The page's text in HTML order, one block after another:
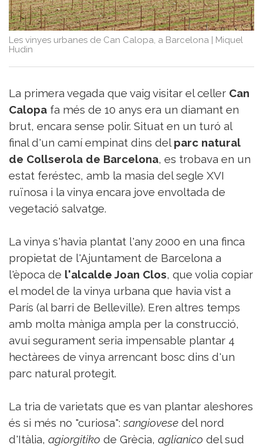
Sorteigs
Les vinyes urbanes de Can Calopa, a Barcelona | Miquel
Hudin
La primera vegada que vaig visitar el celler Can
Calopa fa més de 10 anys era un diamant en
brut, encara sense polir. Situat en un turó al
final d'un camí empinat dins del parc natural
de Collserola de Barcelona, es trobava en un
estat feréstec, amb la masia del segle XVI
ruïnosa i la vinya encara jove envoltada de
vegetació salvatge.
La vinya s'havia plantat l'any 2000 en una finca
propietat de l'Ajuntament de Barcelona a
l'època de l'alcalde Joan Clos, que volia copiar
el model de la vinya urbana que havia vist a
París (al barri de Belleville). Eren altres temps
amb molta màniga ampla per la construcció,
avui segurament seria impensable plantar 4
hectàrees de vinya arrencant bosc dins d'un
parc natural protegit.
La tria de varietats que es van plantar aleshores
és si més no "curiosa":sangiovese del nord
d'Itàlia, agiorgitiko de Grècia, aglianico del sud